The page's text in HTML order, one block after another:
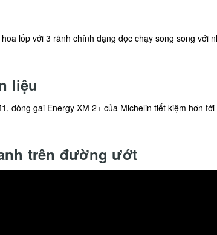
lốp với 3 rãnh chính dạng dọc chạy song song
liệu
dòng gai Energy XM 2+ của Michelin tiết kiệm hơn
trên đường ướt